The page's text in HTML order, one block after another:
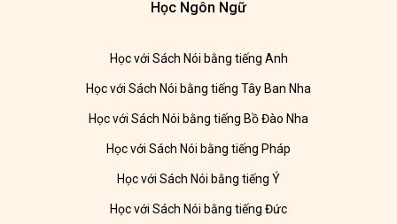
Học Ngôn Ngữ
Học với Sách Nói bằng tiếng Anh
Học với Sách Nói bằng tiếng Tây Ban Nha
Học với Sách Nói bằng tiếng Bồ Đào Nha
Học với Sách Nói bằng tiếng Pháp
Học với Sách Nói bằng tiếng Ý
Học với Sách Nói bằng tiếng Đức